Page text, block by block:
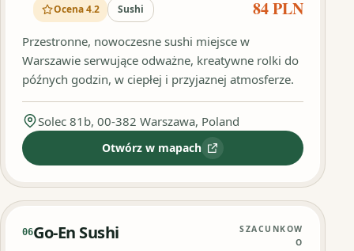
Ocena 4.2 Sushi 84 PLN
Przestronne, nowoczesne sushi miejsce w
Warszawie serwujące odważne, kreatywne rolki do
późnych godzin, w ciepłej i przyjaznej atmosferze.
Solec 81b, 00-382 Warszawa, Poland
Otwórz w mapach
:SUSHIPAK
06Go-En Sushi
SZACUNKOW
O